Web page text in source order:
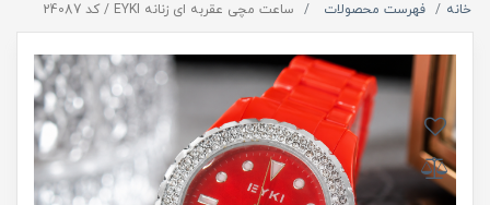
خانه فهرست محصولات ساعت مچی عقربه ای زنانه EYKI / کد 24087